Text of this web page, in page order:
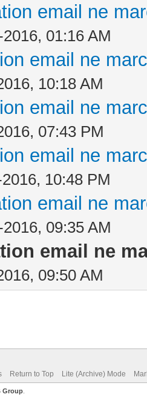
email ne
01:16 AM
email ne
10:18 AM
email ne
07:43 PM
email ne
10:48 PM
email ne
09:35 AM
email ne
09:50 AM
Return to Top Lite (Archive) Mode
Group